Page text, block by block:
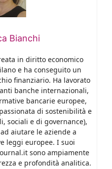
Bianchi
in diritto economico
e ha conseguito un
finanziario. Ha lavorato
banche internazionali,
bancarie europee,
di sostenibilità e
sociali e di governance),
aiutare le aziende a
leggi europee. I suoi
sono ampiamente
e profondità analitica.